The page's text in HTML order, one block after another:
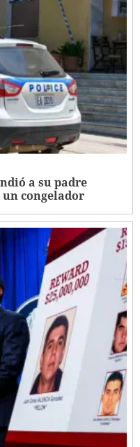
a su padre
congelador